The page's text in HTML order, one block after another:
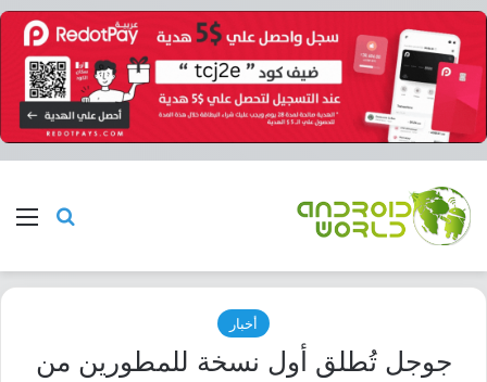
بحث
أخبار
جوجل تُطلق أول نسخة للمطورين من